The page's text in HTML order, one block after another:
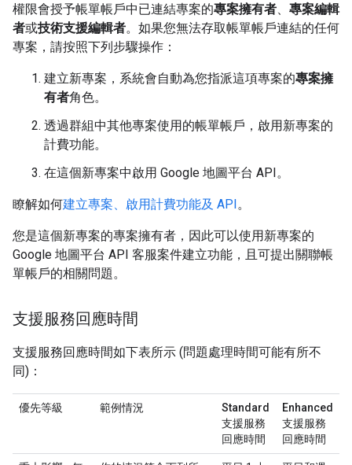
權限會授予帳單帳戶中已連結專案的專案擁有者
專案編輯
者或技術支援編輯者。如果您無法存取帳單帳戶連結的任何
專案，請按照下列步驟操作：
建立新專案，系統會自動為您指派這項專案的專案擁
有者角色。
透過群組中其他專案使用的帳單帳戶，啟用新專案的
計費功能。
在這個新專案中啟用 Google 地圖平台 API。
瞭解如何建立專案、啟用計費功能及 API。
您是這個新專案的專案擁有者，因此可以使用新專案的
Google 地圖平台 API 客服案件建立功能，且可提出關聯帳
單帳戶的相關問題。
支援服務回應時間
支援服務回應時間如下表所示 (問題處理時間可能有所不
同)：
優先等級 範例情況
Standard
支援服務
回應時間
Enhanced
支援服務
回應時間